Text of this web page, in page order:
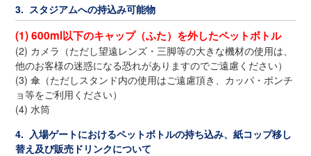
3. スタジアムへの持込み可能物
(1) 600ml以下のキャップ（ふた）を外したペットボトル
(2) カメラ（ただし望遠レンズ・三脚等の大きな機材の使用は、
他のお客様の迷惑になる恐れがありますのでご遠慮ください）
(3) 傘（ただしスタンド内の使用はご遠慮頂き、カッパ・ポンチ
ョ等をご利用ください）
(4) 水筒
4. 入場ゲートにおけるペットボトルの持ち込み、紙コップ移し
替え及び販売ドリンクについて